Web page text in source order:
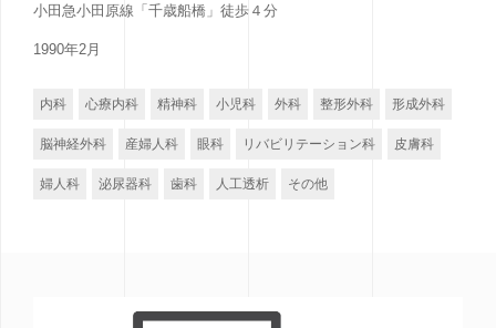
小田急小田原線「千歳船橋」徒歩４分
1990年2月
内科 心療内科 精神科 小児科 外科 整形外科 形成外科
脳神経外科 産婦人科 眼科 リバビリテーション科 皮膚科
婦人科 泌尿器科 歯科 人工透析 その他